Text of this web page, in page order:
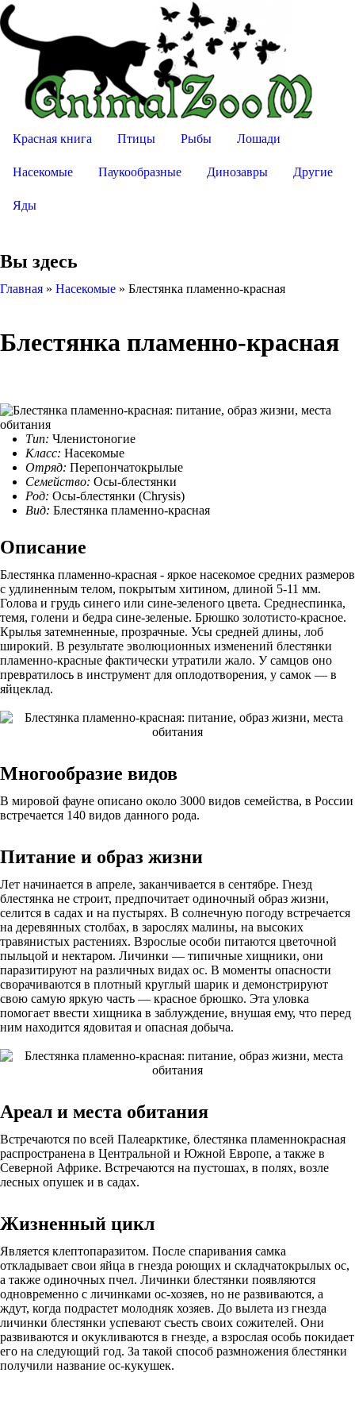
Красная книга Птицы Рыбы Лошади
Насекомые Паукообразные Динозавры Другие
Яды
Вы здесь
Главная » Насекомые » Блестянка пламенно-красная
Блестянка пламенно-красная
Тип: Членистоногие
Класс: Насекомые
Отряд: Перепончатокрылые
Семейство: Осы-блестянки
Род: Осы-блестянки (Chrysis)
Вид: Блестянка пламенно-красная
Описание
Блестянка пламенно-красная - яркое насекомое средних размеров
с удлиненным телом, покрытым хитином, длиной 5-11 мм.
Голова и грудь синего или сине-зеленого цвета. Среднеспинка,
темя, голени и бедра сине-зеленые. Брюшко золотисто-красное.
Крылья затемненные, прозрачные. Усы средней длины, лоб
широкий. В результате эволюционных изменений блестянки
пламенно-красные фактически утратили жало. У самцов оно
превратилось в инструмент для оплодотворения, у самок — в
яйцеклад.
Многообразие видов
В мировой фауне описано около 3000 видов семейства, в России
встречается 140 видов данного рода.
Питание и образ жизни
Лет начинается в апреле, заканчивается в сентябре. Гнезд
блестянка не строит, предпочитает одиночный образ жизни,
селится в садах и на пустырях. В солнечную погоду встречается
на деревянных столбах, в зарослях малины, на высоких
травянистых растениях. Взрослые особи питаются цветочной
пыльцой и нектаром. Личинки — типичные хищники, они
паразитируют на различных видах ос. В моменты опасности
сворачиваются в плотный круглый шарик и демонстрируют
свою самую яркую часть — красное брюшко. Эта уловка
помогает ввести хищника в заблуждение, внушая ему, что перед
ним находится ядовитая и опасная добыча.
Ареал и места обитания
Встречаются по всей Палеарктике, блестянка пламеннокрасная
распространена в Центральной и Южной Европе, а также в
Северной Африке. Встречаются на пустошах, в полях, возле
лесных опушек и в садах.
Жизненный цикл
Является клептопаразитом. После спаривания самка
откладывает свои яйца в гнезда роющих и складчатокрылых ос,
а также одиночных пчел. Личинки блестянки появляются
одновременно с личинками ос-хозяев, но не развиваются, а
ждут, когда подрастет молодняк хозяев. До вылета из гнезда
личинки блестянки успевают съесть своих сожителей. Они
развиваются и окукливаются в гнезде, а взрослая особь покидает
его на следующий год. За такой способ размножения блестянки
получили название ос-кукушек.